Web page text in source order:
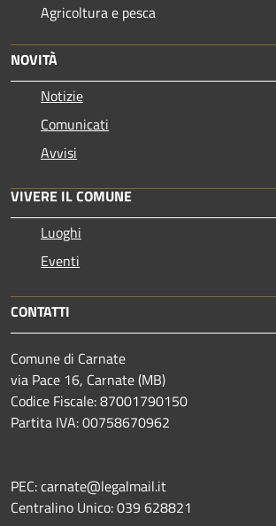
Agricoltura e pesca
NOVITÀ
Notizie
Comunicati
Avvisi
VIVERE IL COMUNE
Luoghi
Eventi
CONTATTI
Comune di Carnate
via Pace 16, Carnate (MB)
Codice Fiscale: 87001790150
Partita IVA: 00758670962
PEC: carnate@legalmail.it
Centralino Unico: 039 628821